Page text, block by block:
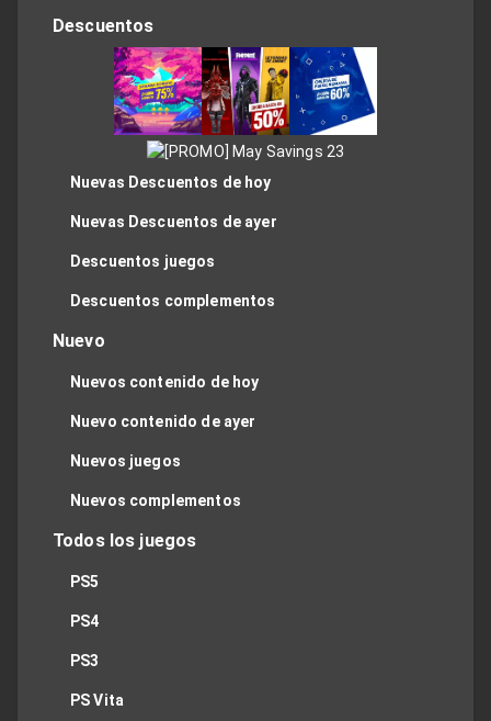
Descuentos
Nuevas Descuentos de hoy
Nuevas Descuentos de ayer
Descuentos juegos
Descuentos complementos
Nuevo
Nuevos contenido de hoy
Nuevo contenido de ayer
Nuevos juegos
Nuevos complementos
Todos los juegos
PS5
PS4
PS3
PS Vita